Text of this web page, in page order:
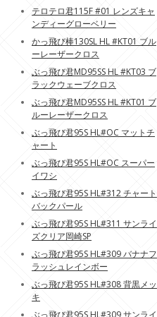
テロテロ君115F #01 レンズキャ
ンディーグローベリー
かっ飛び棒130SL HL #KT01 ブル
ーレーザークロス
ぶっ飛び君MD95SS HL #KT03 ブ
ラックウェーブクロス
ぶっ飛び君MD95SS HL #KT01 ブ
ルーレーザークロス
ぶっ飛び君95S HL#OC マットチ
ャート
ぶっ飛び君95S HL#OC スーパー
イワシ
ぶっ飛び君95S HL#312 チャート
バックパール
ぶっ飛び君95S HL#311 サンライ
ズクリア岡崎SP
ぶっ飛び君95S HL#309 バナナフ
ラッシュレインボー
ぶっ飛び君95S HL#308 背黒メッ
キ
ぶっ飛び君95S HL#309 サンライ